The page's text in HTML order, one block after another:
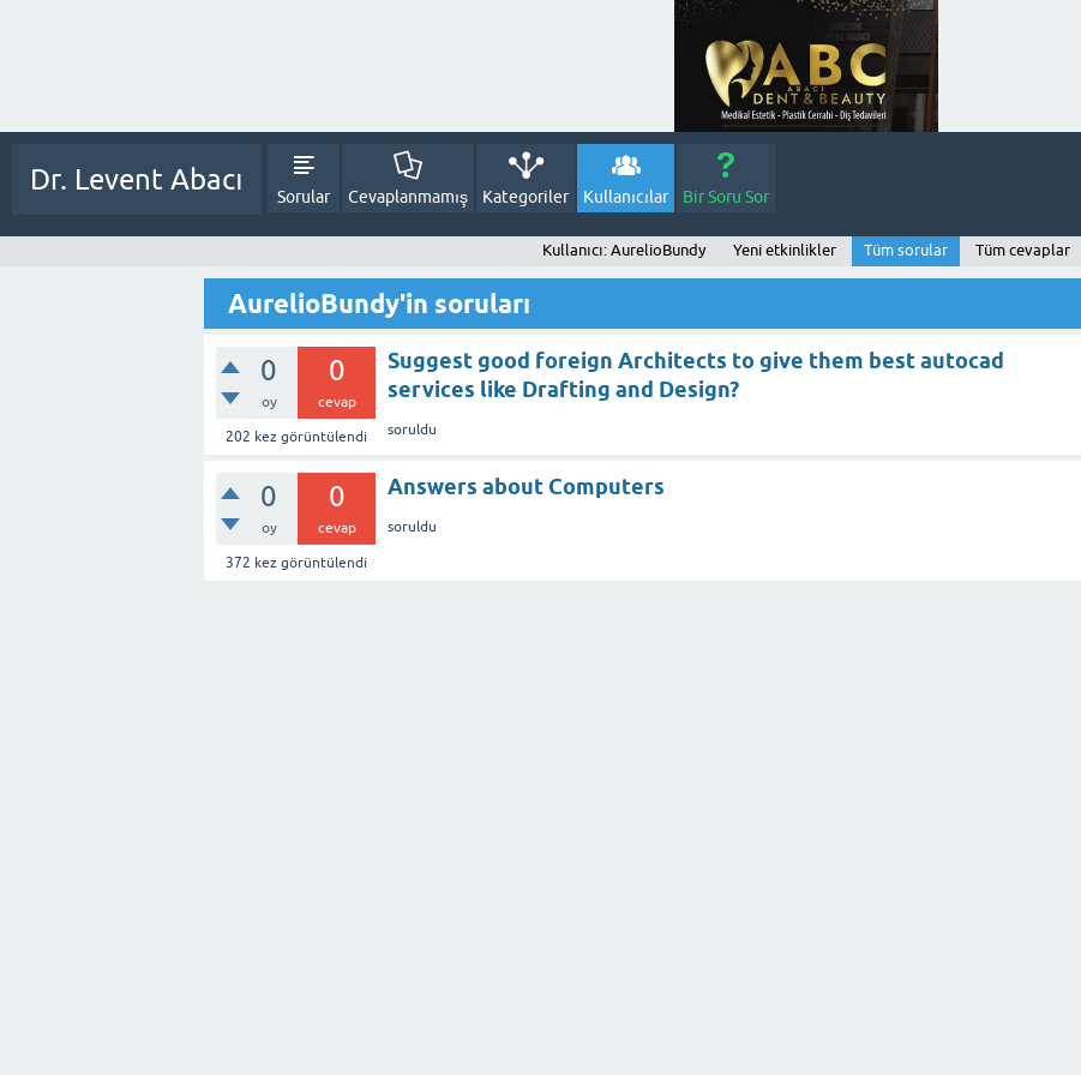
Dr. Levent Abacı
Sorular Cevaplanmamış Kategoriler Kullanıcılar Bir Soru Sor
Kullanıcı: AurelioBundy Yeni etkinlikler Tüm sorular Tüm cevaplar
AurelioBundy'in soruları
0
oy
0
cevap
202 kez görüntülendi
Suggest good foreign Architects to give them best autocad
services like Drafting and Design?
soruldu
0
oy
0
cevap
372 kez görüntülendi
Answers about Computers
soruldu